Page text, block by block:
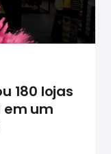
180 lojas
um